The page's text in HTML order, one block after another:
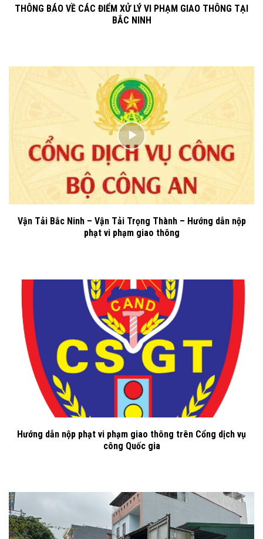
THÔNG BÁO VỀ CÁC ĐIỂM XỬ LÝ VI PHẠM GIAO THÔNG TẠI
BẮC NINH
Vận Tải Bắc Ninh – Vận Tải Trọng Thành – Hướng dẫn nộp
phạt vi phạm giao thông
Hướng dẫn nộp phạt vi phạm giao thông trên Cổng dịch vụ
công Quốc gia